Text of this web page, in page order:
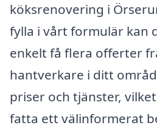
köksrenovering i
fylla i vårt formulär kan
enkelt få flera offerter
hantverkare i ditt
priser och tjänster,
fatta ett välinformerat